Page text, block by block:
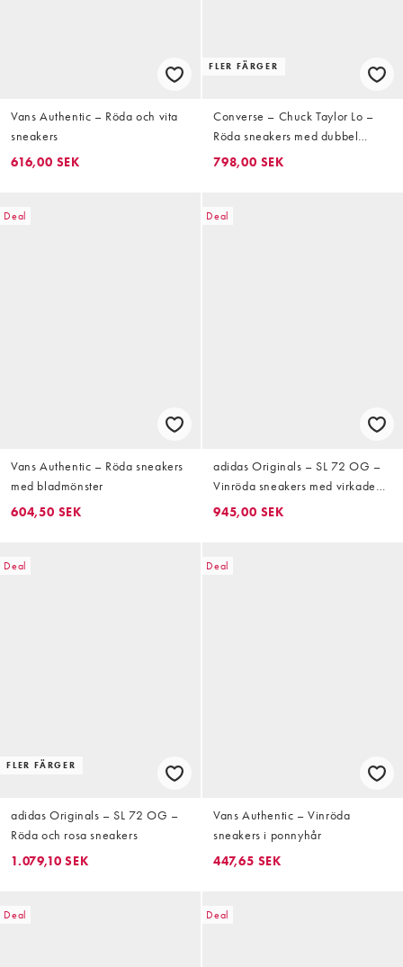
Vans Authentic – Röda och vita
sneakers
616,00 SEK
FLER FÄRGER
Converse – Chuck Taylor Lo –
Röda sneakers med dubbel
snörning
798,00 SEK
Deal
Vans Authentic – Röda sneakers
med bladmönster
604,50 SEK
Deal
adidas Originals – SL 72 OG –
Vinröda sneakers med virkade
detaljer, exklusivt hos ASOS
945,00 SEK
Deal
FLER FÄRGER
adidas Originals – SL 72 OG –
Röda och rosa sneakers
1.079,10 SEK
Deal
Vans Authentic – Vinröda
sneakers i ponnyhår
447,65 SEK
Deal Deal